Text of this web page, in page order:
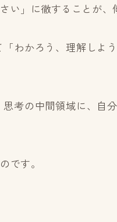
い」に徹することが、
わかろう、理解しよ
考の中間領域に、自
です。